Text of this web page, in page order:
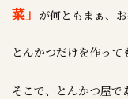
菜」 が何ともまぁ、
とんかつだけを作っ
そこで、とんかつ屋で